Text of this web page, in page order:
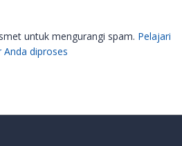
untuk mengurangi spam. Pelajari
diproses